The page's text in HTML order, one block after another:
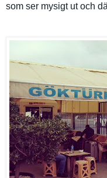
som ser mysigt ut och